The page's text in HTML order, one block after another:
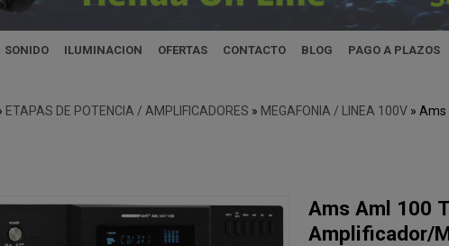
SONIDO ILUMINACION OFERTAS CONTACTO BLOG PAGO A PLAZOS
ETAPAS DE POTENCIA / AMPLIFICADORES » MEGAFONIA / LINEA 100V» Ams
Ams Aml 100
Amplificador/